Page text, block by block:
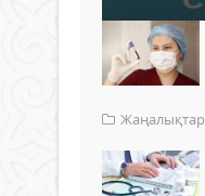
Жаңалықтар